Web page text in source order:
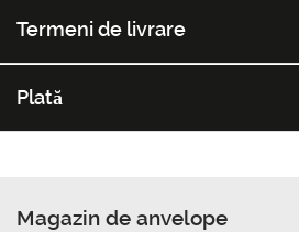
Termeni de livrare
Plată
Magazin de anvelope